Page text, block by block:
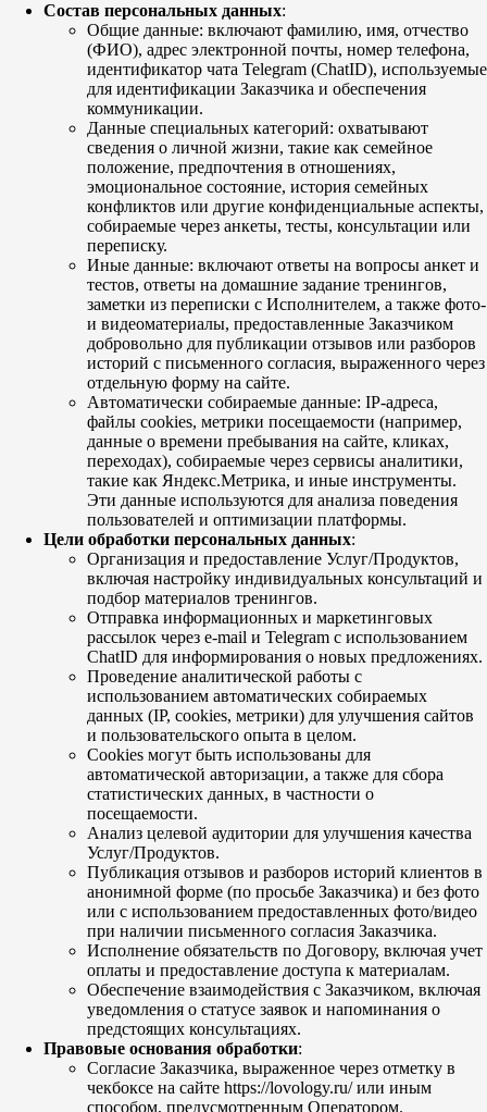
Состав персональных данных:
Общие данные: включают фамилию, имя, отчество
(ФИО), адрес электронной почты, номер телефона,
идентификатор чата Telegram (ChatID), используемые
для идентификации Заказчика и обеспечения
коммуникации.
Данные специальных категорий: охватывают
сведения о личной жизни, такие как семейное
положение, предпочтения в отношениях,
эмоциональное состояние, история семейных
конфликтов или другие конфиденциальные аспекты,
собираемые через анкеты, тесты, консультации или
переписку.
Иные данные: включают ответы на вопросы анкет и
тестов, ответы на домашние задание тренингов,
заметки из переписки с Исполнителем, а также фото-
и видеоматериалы, предоставленные Заказчиком
добровольно для публикации отзывов или разборов
историй с письменного согласия, выраженного через
отдельную форму на сайте.
Автоматически собираемые данные: IP-адреса,
файлы cookies, метрики посещаемости (например,
данные о времени пребывания на сайте, кликах,
переходах), собираемые через сервисы аналитики,
такие как Яндекс.Метрика, и иные инструменты.
Эти данные используются для анализа поведения
пользователей и оптимизации платформы.
Цели обработки персональных данных:
Организация и предоставление Услуг/Продуктов,
включая настройку индивидуальных консультаций и
подбор материалов тренингов.
Отправка информационных и маркетинговых
рассылок через e-mail и Telegram с использованием
ChatID для информирования о новых предложениях.
Проведение аналитической работы с
использованием автоматических собираемых
данных (IP, cookies, метрики) для улучшения сайтов
и пользовательского опыта в целом.
Cookies могут быть использованы для
автоматической авторизации, а также для сбора
статистических данных, в частности о
посещаемости.
Анализ целевой аудитории для улучшения качества
Услуг/Продуктов.
Публикация отзывов и разборов историй клиентов в
анонимной форме (по просьбе Заказчика) и без фото
или с использованием предоставленных фото/видео
при наличии письменного согласия Заказчика.
Исполнение обязательств по Договору, включая учет
оплаты и предоставление доступа к материалам.
Обеспечение взаимодействия с Заказчиком, включая
уведомления о статусе заявок и напоминания о
предстоящих консультациях.
Правовые основания обработки:
Согласие Заказчика, выраженное через отметку в
чекбоксе на сайте https://lovology.ru/ или иным
способом, предусмотренным Оператором.